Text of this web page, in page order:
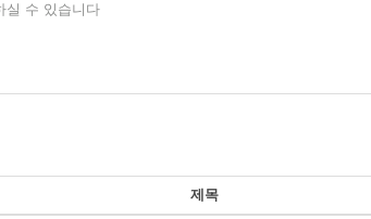
실 수 있습니다
제목